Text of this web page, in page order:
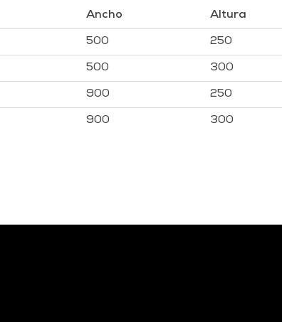
Ancho Altura
500 250
500 300
900 250
900 300